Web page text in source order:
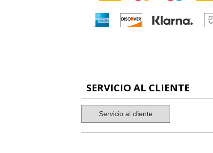
SERVICIO AL CLIENTE
Servicio al cliente